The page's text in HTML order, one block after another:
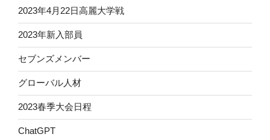
2023年4月22日高麗大学戦
2023年新入部員
セブンズメンバー
グローバル人材
2023春季大会日程
ChatGPT